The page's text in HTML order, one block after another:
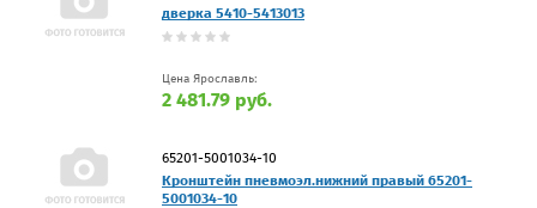
дверка 5410-5413013
Цена Ярославль:
2 481.79 руб.
65201-5001034-10
Кронштейн пневмоэл.нижний правый 65201-
5001034-10